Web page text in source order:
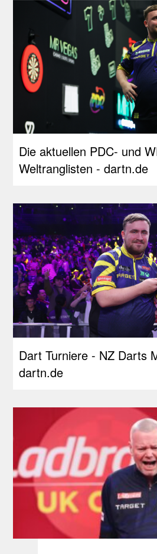
Die aktuellen PDC- und
Weltranglisten - dartn.de
Dart Turniere - NZ Darts
dartn.de